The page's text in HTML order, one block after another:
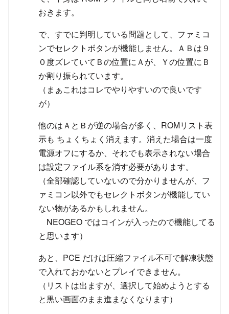
おきます。
で、すでに判明している問題として、ファミコ
ンでセレクトボタンが機能しません。ＡＢは９
０度ズレていてＢの位置にＡが、Ｙの位置にＢ
か割り振られています。
（まぁこれはコレでやりやすいので良いです
が）
他のはＡとＢが逆の場合が多く、ROMリスト表
示も ちょくちょく消えます。消えた場合は一度
電源オフにするか、それでも表示されない場合
は設定ファイル系を消す必要があります。
（全部確認していないので分かりませんが、フ
ァミコン以外でもセレクトボタンが機能してい
ない物があるかもしれません。
NEOGEO ではコインが入ったので機能してる
と思います）
あと、PCE だけは圧縮ファイル不可で解凍状態
で入れておかないとプレイできません。
（リストは出ますが、選択して始めようとする
と黒い画面のまま進まなくなります）